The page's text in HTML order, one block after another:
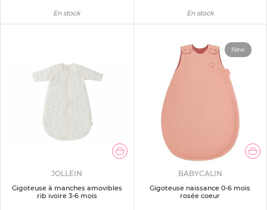
En stock En stock
JOLLEIN
Gigoteuse à manches amovibles
rib ivoire 3-6 mois
New
BABYCALIN
Gigoteuse naissance 0-6 mois
rosée coeur